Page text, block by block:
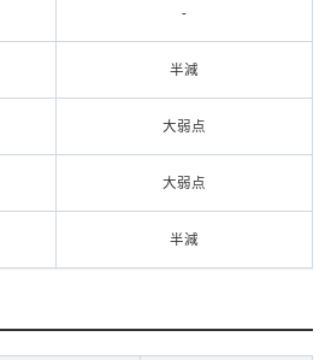
-
半減
大弱点
大弱点
半減